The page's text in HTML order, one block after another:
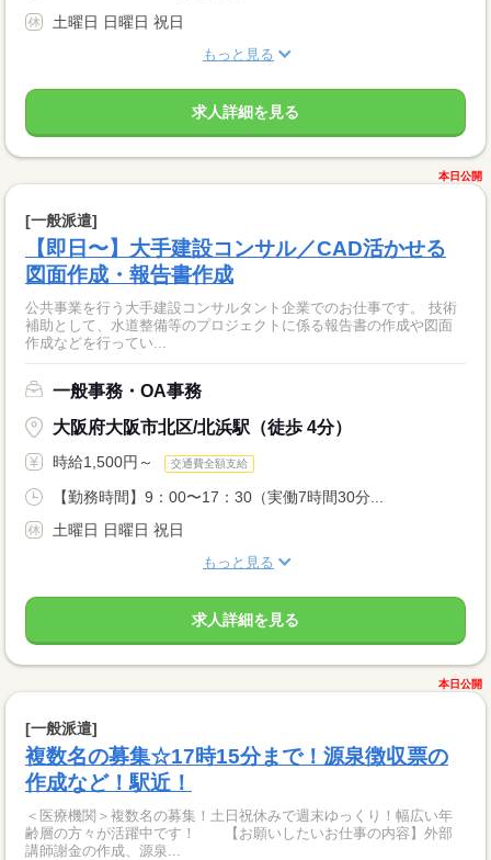
土曜日 日曜日 祝日
もっと見る
求人詳細を見る
本日公開
[一般派遣]
【即日〜】大手建設コンサル／CAD活かせる
図面作成・報告書作成
公共事業を行う大手建設コンサルタント企業でのお仕事です。 技術
補助として、水道整備等のプロジェクトに係る報告書の作成や図面
作成などを行ってい...
一般事務・OA事務
大阪府大阪市北区/北浜駅（徒歩 4分）
時給1,500円～ 交通費全額支給
【勤務時間】9：00〜17：30（実働7時間30分...
土曜日 日曜日 祝日
もっと見る
求人詳細を見る
本日公開
[一般派遣]
複数名の募集☆17時15分まで！源泉徴収票の
作成など！駅近！
＜医療機関＞複数名の募集！土日祝休みで週末ゆっくり！幅広い年
齢層の方々が活躍中です！ 【お願いしたいお仕事の内容】外部
講師謝金の作成、源泉...